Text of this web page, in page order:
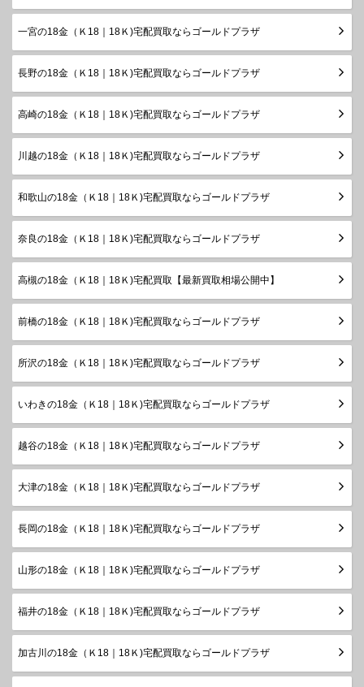
一宮の18金（Ｋ18｜18Ｋ)宅配買取ならゴールドプラザ
長野の18金（Ｋ18｜18Ｋ)宅配買取ならゴールドプラザ
高崎の18金（Ｋ18｜18Ｋ)宅配買取ならゴールドプラザ
川越の18金（Ｋ18｜18Ｋ)宅配買取ならゴールドプラザ
和歌山の18金（Ｋ18｜18Ｋ)宅配買取ならゴールドプラザ
奈良の18金（Ｋ18｜18Ｋ)宅配買取ならゴールドプラザ
高槻の18金（Ｋ18｜18Ｋ)宅配買取【最新買取相場公開中】
前橋の18金（Ｋ18｜18Ｋ)宅配買取ならゴールドプラザ
所沢の18金（Ｋ18｜18Ｋ)宅配買取ならゴールドプラザ
いわきの18金（Ｋ18｜18Ｋ)宅配買取ならゴールドプラザ
越谷の18金（Ｋ18｜18Ｋ)宅配買取ならゴールドプラザ
大津の18金（Ｋ18｜18Ｋ)宅配買取ならゴールドプラザ
長岡の18金（Ｋ18｜18Ｋ)宅配買取ならゴールドプラザ
山形の18金（Ｋ18｜18Ｋ)宅配買取ならゴールドプラザ
福井の18金（Ｋ18｜18Ｋ)宅配買取ならゴールドプラザ
加古川の18金（Ｋ18｜18Ｋ)宅配買取ならゴールドプラザ